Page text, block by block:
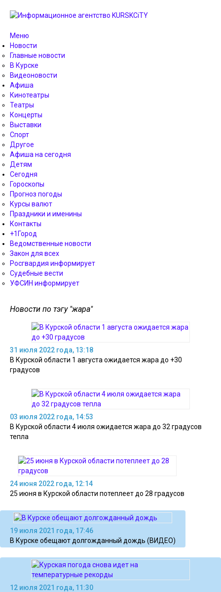
Меню
Новости
Главные новости
В Курске
Видеоновости
Афиша
Кинотеатры
Театры
Концерты
Выставки
Спорт
Другое
Афиша на сегодня
Детям
Сегодня
Гороскопы
Прогноз погоды
Курсы валют
Праздники и именины
Контакты
+1Город
Ведомственные новости
Закон для всех
Росгвардия информирует
Судебные вести
УФСИН информирует
Новости по тэгу "жара"
31 июля 2022 года, 13:18
В Курской области 1 августа ожидается жара до +30
градусов
03 июля 2022 года, 14:53
В Курской области 4 июля ожидается жара до 32 градусов
тепла
24 июня 2022 года, 12:14
25 июня в Курской области потеплеет до 28 градусов
19 июля 2021 года, 17:46
В Курске обещают долгожданный дождь (ВИДЕО)
12 июля 2021 года, 11:30